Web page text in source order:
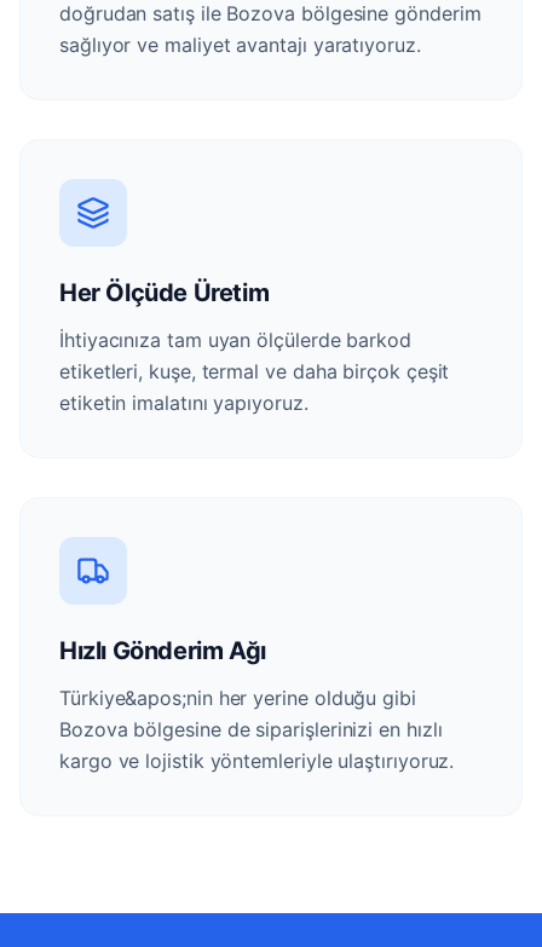
doğrudan satış ile Bozova bölgesine gönderim
sağlıyor ve maliyet avantajı yaratıyoruz.
Her Ölçüde Üretim
İhtiyacınıza tam uyan ölçülerde barkod
etiketleri, kuşe, termal ve daha birçok çeşit
etiketin imalatını yapıyoruz.
Hızlı Gönderim Ağı
Türkiye&apos;nin her yerine olduğu gibi
Bozova bölgesine de siparişlerinizi en hızlı
kargo ve lojistik yöntemleriyle ulaştırıyoruz.